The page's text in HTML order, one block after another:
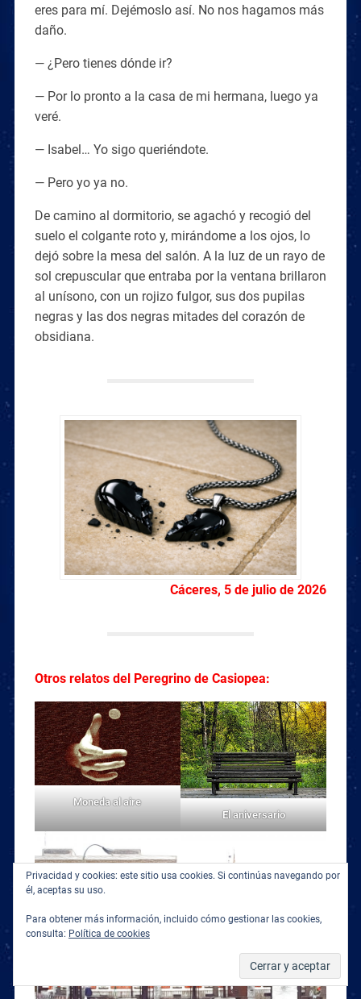
eres para mí. Dejémoslo así. No nos hagamos más
daño.
— ¿Pero tienes dónde ir?
— Por lo pronto a la casa de mi hermana, luego ya
veré.
— Isabel… Yo sigo queriéndote.
— Pero yo ya no.
De camino al dormitorio, se agachó y recogió del
suelo el colgante roto y, mirándome a los ojos, lo
dejó sobre la mesa del salón. A la luz de un rayo de
sol crepuscular que entraba por la ventana brillaron
al unísono, con un rojizo fulgor, sus dos pupilas
negras y las dos negras mitades del corazón de
obsidiana.
Cáceres, 5 de julio de 2026
Otros relatos del Peregrino de Casiopea:
Moneda al aire
El aniversario
Privacidad y cookies: este sitio usa cookies. Si continúas navegando por
él, aceptas su uso.
Para obtener más información, incluido cómo gestionar las cookies,
consulta: Política de cookies